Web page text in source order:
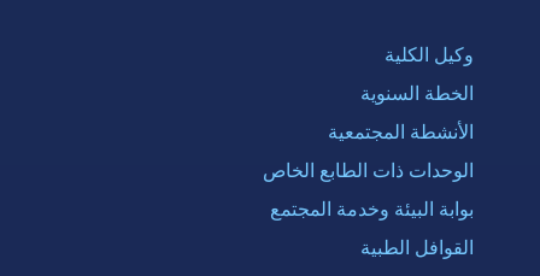
وكيل الكلية
الخطة السنوية
الأنشطة المجتمعية
الوحدات ذات الطابع الخاص
بوابة البيئة وخدمة المجتمع
القوافل الطبية